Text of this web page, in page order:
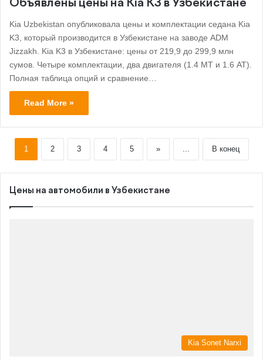
Объявлены цены на Kia K3 в Узбекистане
Kia Uzbekistan опубликовала цены и комплектации седана Kia
K3, который производится в Узбекистане на заводе ADM
Jizzakh. Kia K3 в Узбекистане: цены от 219,9 до 299,9 млн
сумов. Четыре комплектации, два двигателя (1.4 MT и 1.6 AT).
Полная таблица опций и сравнение…
Read More »
1 2 3 4 5 » В конец
Цены на автомобили в Узбекистане
Kia Sonet Narxi